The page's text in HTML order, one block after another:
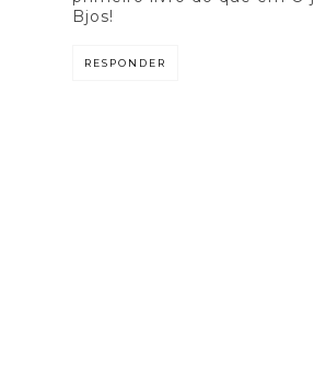
Bjos!
RESPONDER